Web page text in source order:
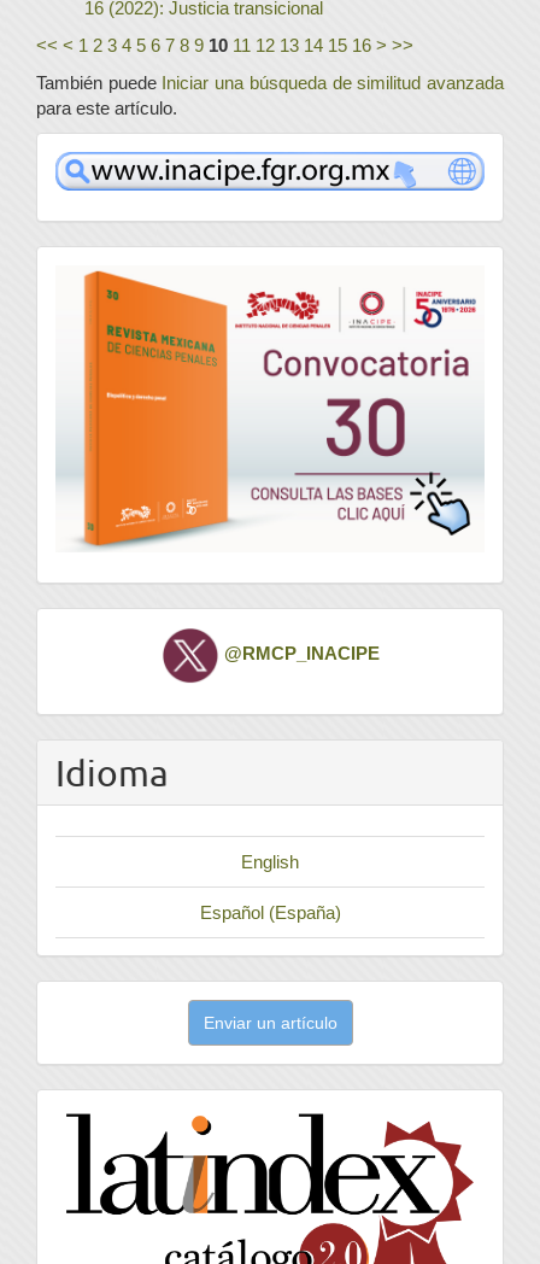
16 (2022): Justicia transicional
<< < 1 2 3 4 5 6 7 8 9 10 11 12 13 14 15 16 > >>
También puede Iniciar una búsqueda de similitud avanzada
para este artículo.
www
convocatoria
Twitter @RMCP_INACIPE
Idioma
English
Español (España)
artículo
Enviar un artículo
latindex